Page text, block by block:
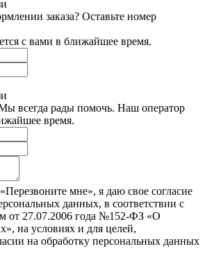
заказа? Оставьте номер
с вами в ближайшее время.
всегда рады помочь. Наш оператор
время.
мне», я даю свое согласие
данных, в соответствии с
от 27.07.2006 года №152-ФЗ «О
на условиях и для целей,
на обработку персональных данных